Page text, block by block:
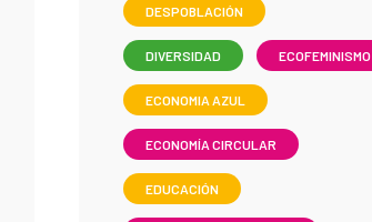
DESPOBLACIÓN
DIVERSIDAD ECOFEMINISMO
ECONOMIA AZUL
ECONOMÍA CIRCULAR
EDUCACIÓN